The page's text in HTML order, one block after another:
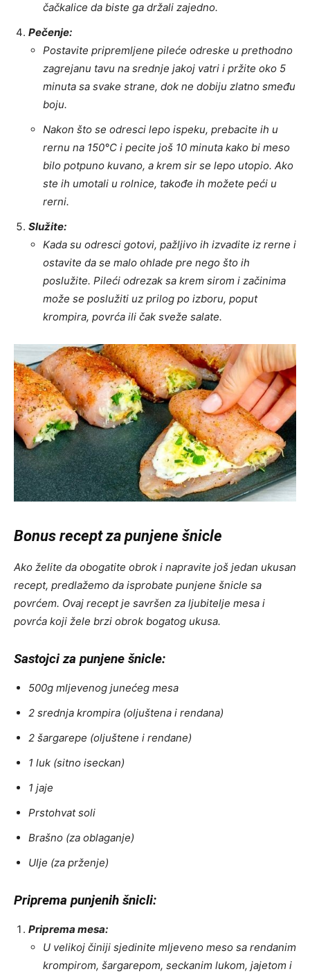
čačkalice da biste ga držali zajedno.
Pečenje:
Postavite pripremljene pileće odreske u prethodno
zagrejanu tavu na srednje jakoj vatri i pržite oko 5
minuta sa svake strane, dok ne dobiju zlatno smeđu
boju.
Nakon što se odresci lepo ispeku, prebacite ih u
rernu na 150°C i pecite još 10 minuta kako bi meso
bilo potpuno kuvano, a krem sir se lepo utopio. Ako
ste ih umotali u rolnice, takođe ih možete peći u
rerni.
Služite:
Kada su odresci gotovi, pažljivo ih izvadite iz rerne i
ostavite da se malo ohlade pre nego što ih
poslužite. Pileći odrezak sa krem sirom i začinima
može se poslužiti uz prilog po izboru, poput
krompira, povrća ili čak sveže salate.
Bonus recept za punjene šnicle
Ako želite da obogatite obrok i napravite još jedan ukusan
recept, predlažemo da isprobate punjene šnicle sa
povrćem. Ovaj recept je savršen za ljubitelje mesa i
povrća koji žele brzi obrok bogatog ukusa.
Sastojci za punjene šnicle:
500g mljevenog junećeg mesa
2 srednja krompira (oljuštena i rendana)
2 šargarepe (oljuštene i rendane)
1 luk (sitno iseckan)
1 jaje
Prstohvat soli
Brašno (za oblaganje)
Ulje (za prženje)
Priprema punjenih šnicli:
Priprema mesa:
U velikoj činiji sjedinite mljeveno meso sa rendanim
krompirom, šargarepom, seckanim lukom, jajetom i